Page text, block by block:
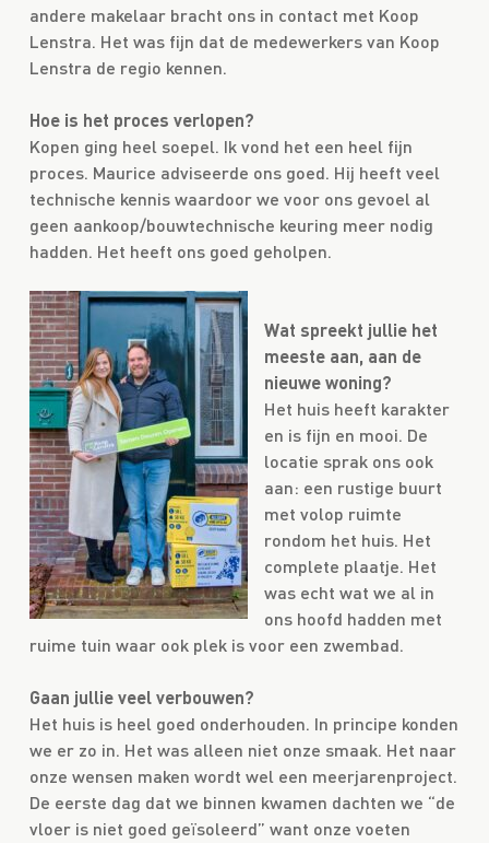
andere makelaar bracht ons in contact met Koop
Lenstra. Het was fijn dat de medewerkers van Koop
Lenstra de regio kennen.
Hoe is het proces verlopen?
Kopen ging heel soepel. Ik vond het een heel fijn
proces. Maurice adviseerde ons goed. Hij heeft veel
technische kennis waardoor we voor ons gevoel al
geen aankoop/bouwtechnische keuring meer nodig
hadden. Het heeft ons goed geholpen.
Wat spreekt jullie het
meeste aan, aan de
nieuwe woning?
Het huis heeft karakter
en is fijn en mooi. De
locatie sprak ons ook
aan: een rustige buurt
met volop ruimte
rondom het huis. Het
complete plaatje. Het
was echt wat we al in
ons hoofd hadden met
ruime tuin waar ook plek is voor een zwembad.
Gaan jullie veel verbouwen?
Het huis is heel goed onderhouden. In principe konden
we er zo in. Het was alleen niet onze smaak. Het naar
onze wensen maken wordt wel een meerjarenproject.
De eerste dag dat we binnen kwamen dachten we “de
vloer is niet goed geïsoleerd” want onze voeten